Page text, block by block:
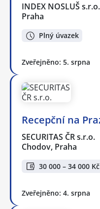
INDEX NOSLUŠ s.r.o.
Praha
Plný úvazek
Zveřejněno: 5. srpna
Recepční na
SECURITAS ČR s.r.o.
Chodov, Praha
30 000 – 34 000 Kč
Zveřejněno: 4. srpna